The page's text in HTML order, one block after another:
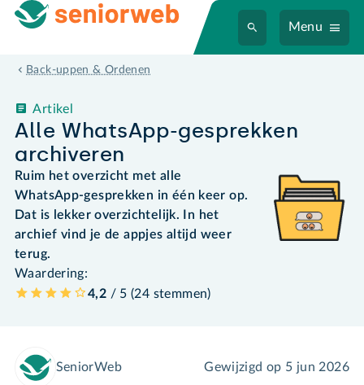
Menu
Back-uppen & Ordenen
Alle WhatsApp-gesprekken
archiveren
Artikel
Ruim het overzicht met alle
WhatsApp-gesprekken in één keer op.
Dat is lekker overzichtelijk. In het
archief vind je de appjes altijd weer
terug.
Waardering:
4,2 / 5 (24 stemmen)
SeniorWeb Gewijzigd op 5 jun 2026